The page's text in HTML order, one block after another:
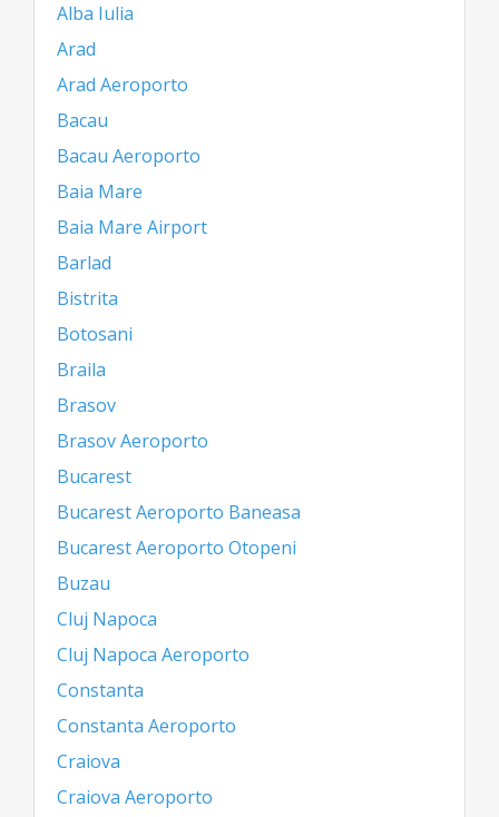
Alba Iulia
Arad
Arad Aeroporto
Bacau
Bacau Aeroporto
Baia Mare
Baia Mare Airport
Barlad
Bistrita
Botosani
Braila
Brasov
Brasov Aeroporto
Bucarest
Bucarest Aeroporto Baneasa
Bucarest Aeroporto Otopeni
Buzau
Cluj Napoca
Cluj Napoca Aeroporto
Constanta
Constanta Aeroporto
Craiova
Craiova Aeroporto